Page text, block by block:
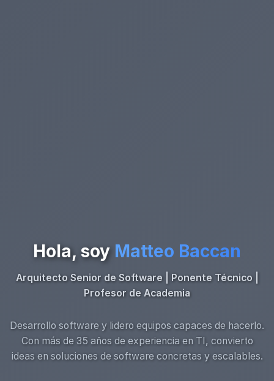
Hola, soy Matteo Baccan
Arquitecto Senior de Software | Ponente Técnico |
Profesor de Academia
Desarrollo software y lidero equipos capaces de hacerlo.
Con más de 35 años de experiencia en TI, convierto
ideas en soluciones de software concretas y escalables.